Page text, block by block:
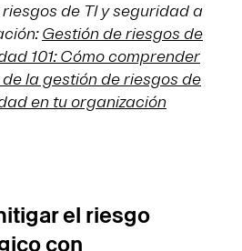
de TI y seguridad a
Gestión de riesgos de
101: Cómo comprender
la gestión de riesgos de
en tu organización
el riesgo
con